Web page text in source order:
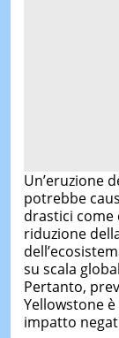
Un’eruzione
potrebbe
drastici
riduzione
su scala
Pertanto,
Yellowstone
impatto